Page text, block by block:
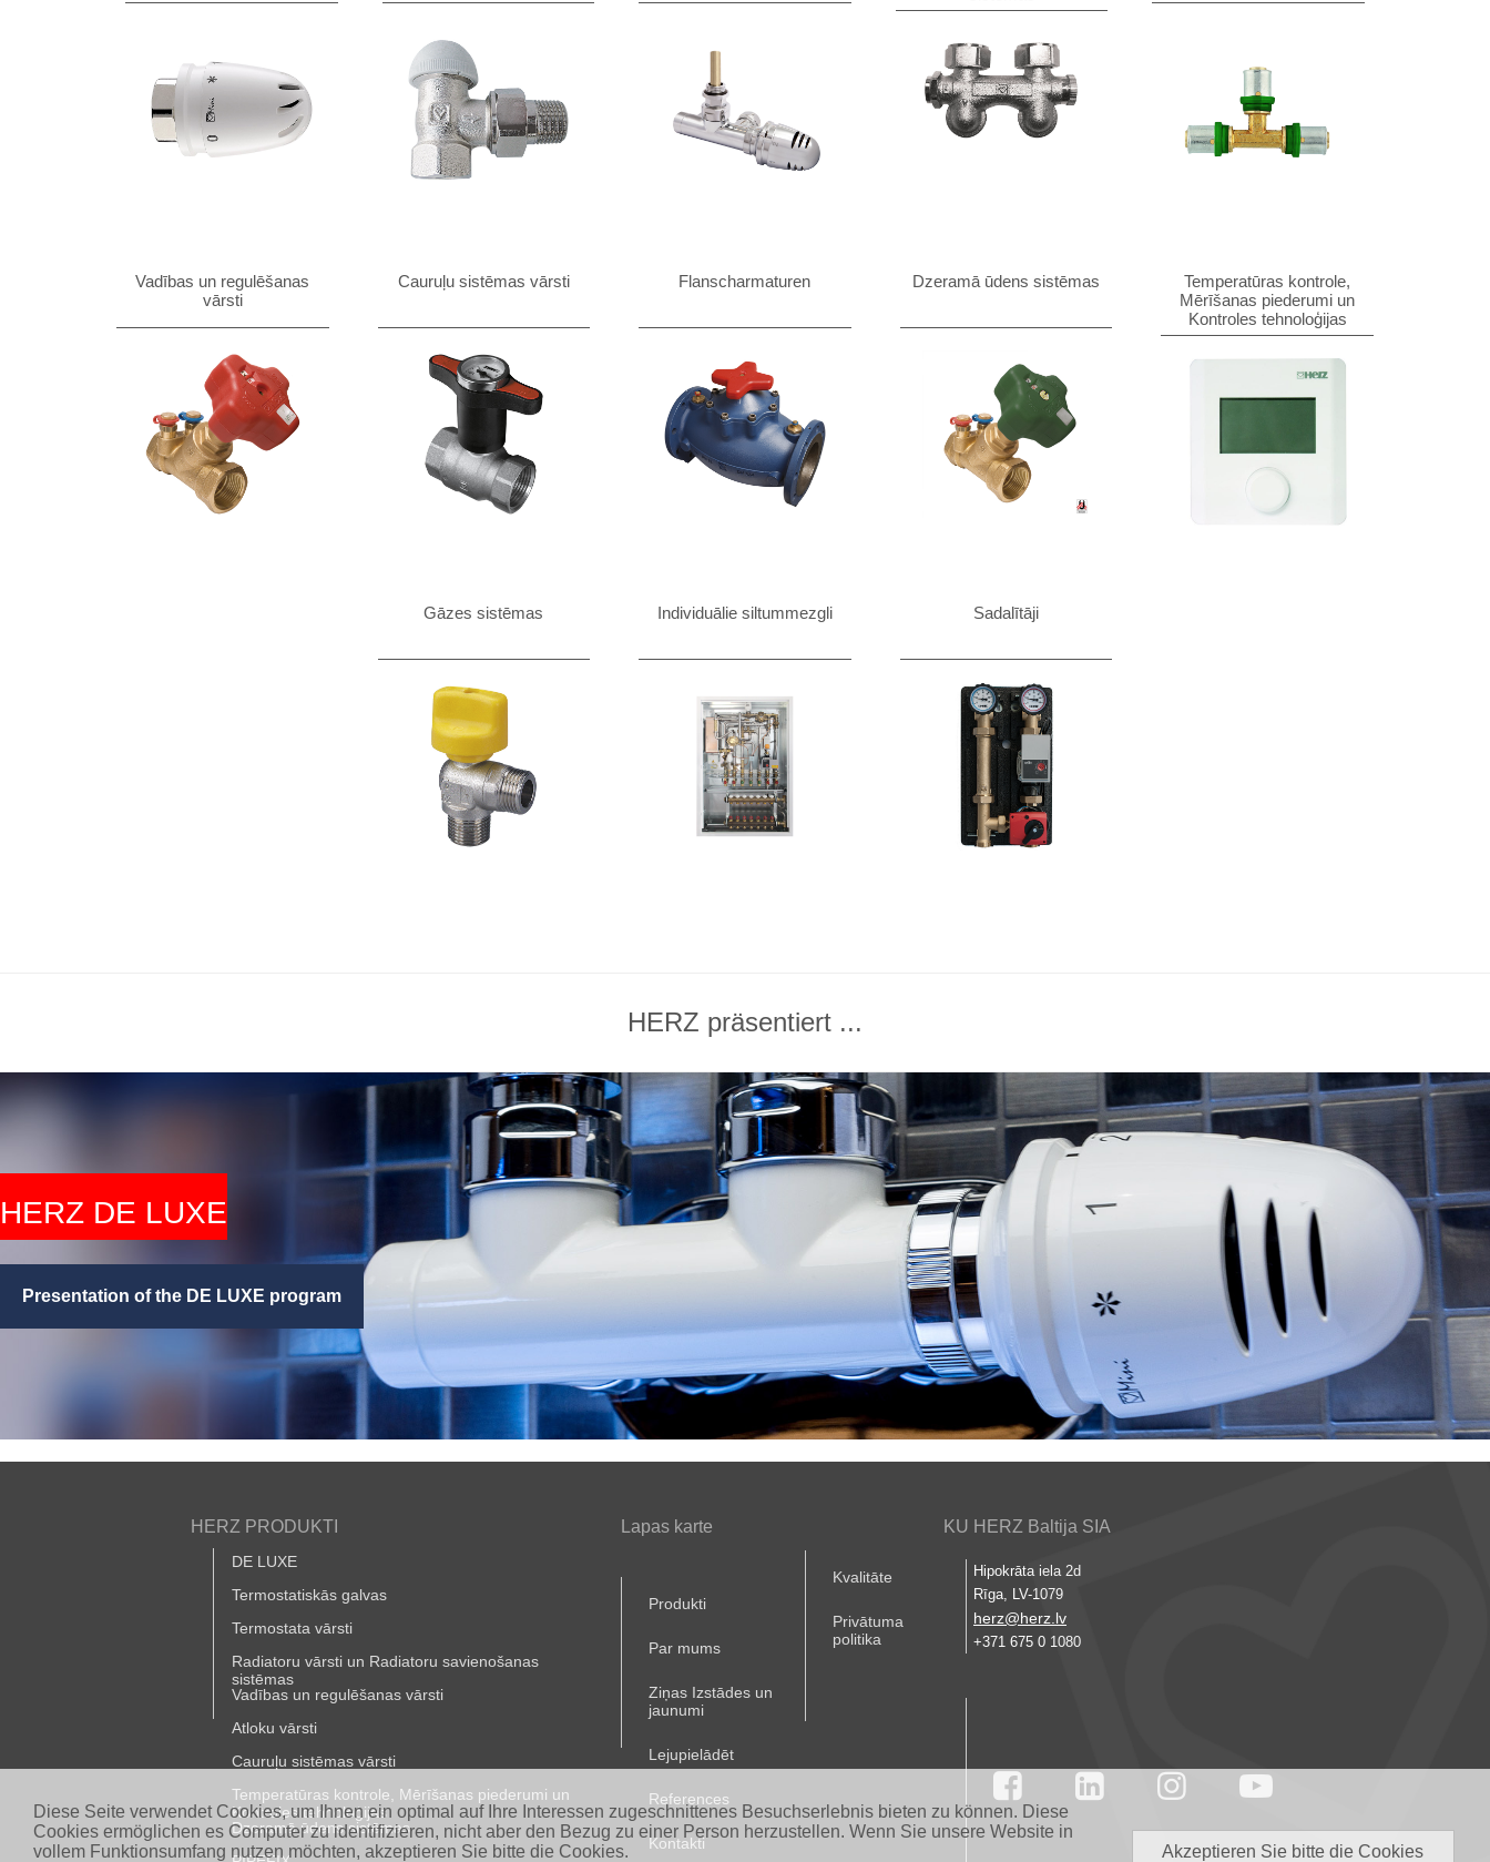
Diese Seite verwendet Cookies, um Ihnen ein optimal auf Ihre Interessen zugeschnittenes Besuchserlebnis bieten zu können. Diese
Cookies ermöglichen es Computer zu identifizieren, nicht aber den Bezug zu einer Person herzustellen. Wenn Sie unsere Website in
vollem Funktionsumfang nutzen möchten, akzeptieren Sie bitte die Cookies.
Akzeptieren Sie bitte die Cookies
Vadības un regulēšanas
vārsti
Cauruļu sistēmas vārsti Flanscharmaturen Dzeramā ūdens sistēmas
Temperatūras kontrole,
Mērīšanas piederumi un
Kontroles tehnoloģijas
Gāzes sistēmas Individuālie siltummezgli Sadalītāji
HERZ präsentiert ...
HERZ DE LUXE
Presentation of the DE LUXE program
HERZ PRODUKTI
DE LUXE
Termostatiskās galvas
Termostata vārsti
Radiatoru vārsti un Radiatoru savienošanas
sistēmas
Vadības un regulēšanas vārsti
Atloku vārsti
Cauruļu sistēmas vārsti
Temperatūras kontrole, Mērīšanas piederumi un
Kontroles tehnoloģijas
Dzeramā ūdens sistēmas
Lapas karte
Produkti
Par mums
Ziņas Izstādes un
jaunumi
Lejupielādēt
References
Kontakti
Kvalitāte
Privātuma
politika
KU HERZ Baltija SIA
Hipokrāta iela 2d
Rīga, LV-1079
herz@herz.lv
+371 675 0 1080
   